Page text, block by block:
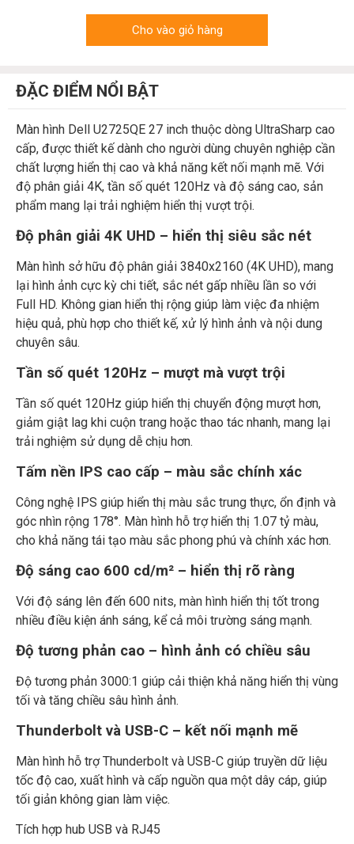
Cho vào giỏ hàng
ĐẶC ĐIỂM NỔI BẬT
Màn hình Dell U2725QE 27 inch thuộc dòng UltraSharp cao
cấp, được thiết kế dành cho người dùng chuyên nghiệp cần
chất lượng hiển thị cao và khả năng kết nối mạnh mẽ. Với
độ phân giải 4K, tần số quét 120Hz và độ sáng cao, sản
phẩm mang lại trải nghiệm hiển thị vượt trội.
Độ phân giải 4K UHD – hiển thị siêu sắc nét
Màn hình sở hữu độ phân giải 3840x2160 (4K UHD), mang
lại hình ảnh cực kỳ chi tiết, sắc nét gấp nhiều lần so với
Full HD. Không gian hiển thị rộng giúp làm việc đa nhiệm
hiệu quả, phù hợp cho thiết kế, xử lý hình ảnh và nội dung
chuyên sâu.
Tần số quét 120Hz – mượt mà vượt trội
Tần số quét 120Hz giúp hiển thị chuyển động mượt hơn,
giảm giật lag khi cuộn trang hoặc thao tác nhanh, mang lại
trải nghiệm sử dụng dễ chịu hơn.
Tấm nền IPS cao cấp – màu sắc chính xác
Công nghệ IPS giúp hiển thị màu sắc trung thực, ổn định và
góc nhìn rộng 178°. Màn hình hỗ trợ hiển thị 1.07 tỷ màu,
cho khả năng tái tạo màu sắc phong phú và chính xác hơn.
Độ sáng cao 600 cd/m² – hiển thị rõ ràng
Với độ sáng lên đến 600 nits, màn hình hiển thị tốt trong
nhiều điều kiện ánh sáng, kể cả môi trường sáng mạnh.
Độ tương phản cao – hình ảnh có chiều sâu
Độ tương phản 3000:1 giúp cải thiện khả năng hiển thị vùng
tối và tăng chiều sâu hình ảnh.
Thunderbolt và USB-C – kết nối mạnh mẽ
Màn hình hỗ trợ Thunderbolt và USB-C giúp truyền dữ liệu
tốc độ cao, xuất hình và cấp nguồn qua một dây cáp, giúp
tối giản không gian làm việc.
Tích hợp hub USB và RJ45